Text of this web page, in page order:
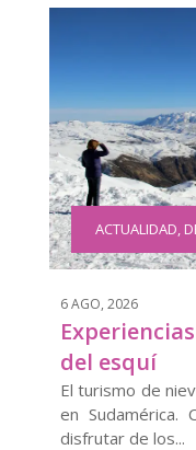
ACTUALIDAD,
6 AGO, 2026
del esquí
El turismo de
en Sudamérica.
disfrutar de los...